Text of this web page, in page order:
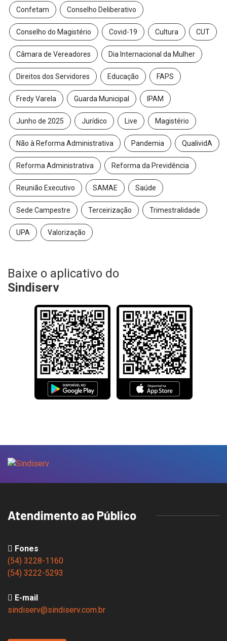
Confetam Conselho Deliberativo
Conselho do Magistério Covid-19 Cultura CUT
Câmara de Vereadores Dia Internacional da Mulher
Direitos dos Servidores Educação FAPS
Fredy Varela Guarda Municipal IPAM
Junho de 2025 Jurídico Live Magistério
Não à Reforma Administrativa Pandemia QualividA
Reforma Administrativa Reforma da Previdência
Reunião Executivo SAMAE Saúde
Sede Campestre Terceirização Trimestralidade
UPA Valorização
Baixe o aplicativo do
Sindiserv
Atendimento ao Público
Fones
(54) 3228-1160
(54) 3222-5293
E-mail
sindiserv@sindiserv.com.br